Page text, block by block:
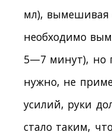
мл), вымешивая
необходимо
5—7 минут), но
нужно, не
усилий, руки
стало таким,